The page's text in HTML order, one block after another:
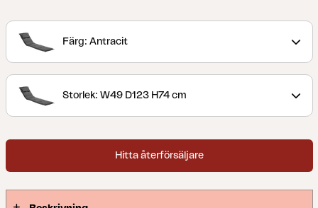
tillverkade av 100% dralon och med en fyllning av
skum och fiber.
Färg: Antracit
Storlek: W49 D123 H74 cm
Hitta återförsäljare